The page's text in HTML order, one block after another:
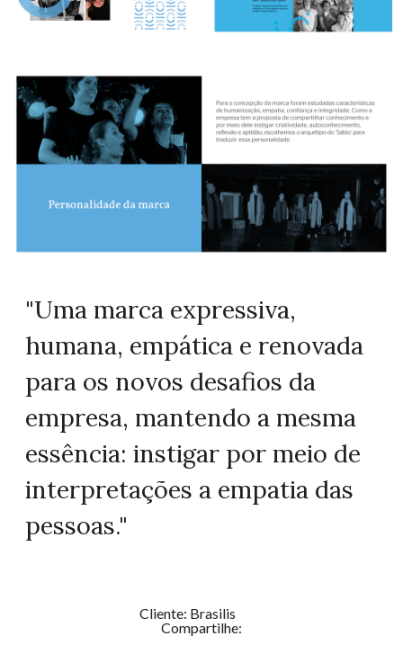
"Uma marca expressiva,
humana, empática e renovada
para os novos desafios da
empresa, mantendo a mesma
essência: instigar por meio de
interpretações a empatia das
pessoas."
Cliente: Brasilis
Compartilhe: